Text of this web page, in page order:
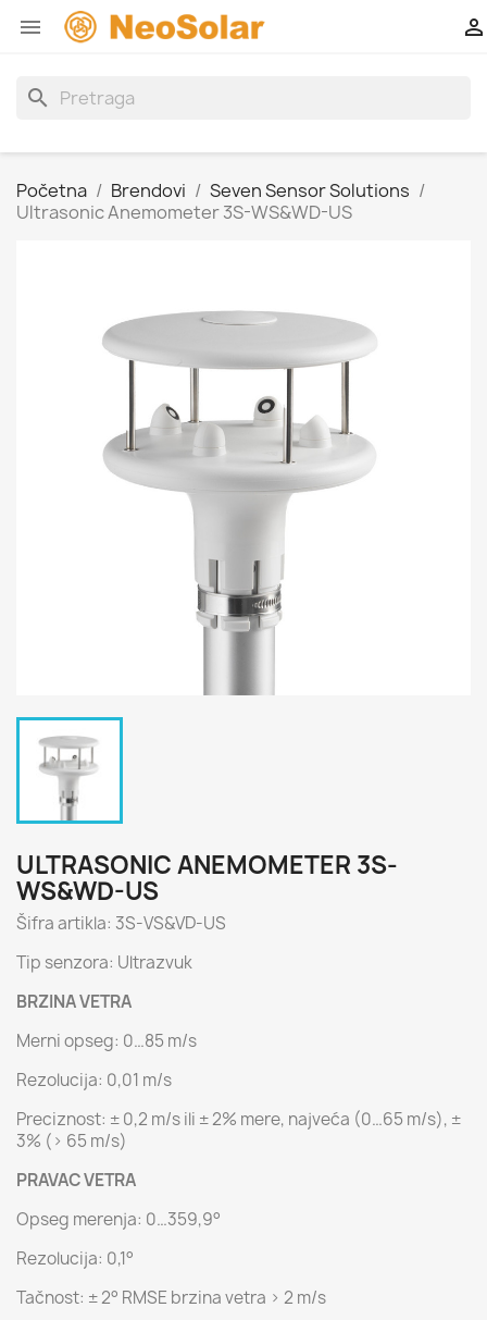
 
search
Početna Brendovi
Seven Sensor Solutions
Ultrasonic Anemometer 3S-WS&WD-US
ULTRASONIC ANEMOMETER 3S-
WS&WD-US
Šifra artikla: 3S-VS&VD-US
Tip senzora: Ultrazvuk
BRZINA VETRA
Merni opseg: 0…85 m/s
Rezolucija: 0,01 m/s
Preciznost: ± 0,2 m/s ili ± 2% mere, najveća (0…65 m/s), ±
3% (> 65 m/s)
PRAVAC VETRA
Opseg merenja: 0…359,9°
Rezolucija: 0,1°
Tačnost: ± 2° RMSE brzina vetra > 2 m/s